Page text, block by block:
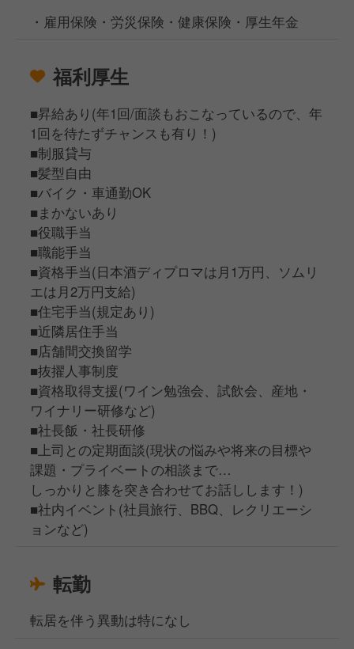
・雇用保険・労災保険・健康保険・厚生年金
福利厚生
■昇給あり(年1回/面談もおこなっているので、年
1回を待たずチャンスも有り！)
■制服貸与
■髪型自由
■バイク・車通勤OK
■まかないあり
■役職手当
■職能手当
■資格手当(日本酒ディプロマは月1万円、ソムリ
エは月2万円支給)
■住宅手当(規定あり)
■近隣居住手当
■店舗間交換留学
■抜擢人事制度
■資格取得支援(ワイン勉強会、試飲会、産地・
ワイナリー研修など)
■社長飯・社長研修
■上司との定期面談(現状の悩みや将来の目標や
課題・プライベートの相談まで…
しっかりと膝を突き合わせてお話しします！)
■社内イベント(社員旅行、BBQ、レクリエーシ
ョンなど)
転勤
転居を伴う異動は特になし